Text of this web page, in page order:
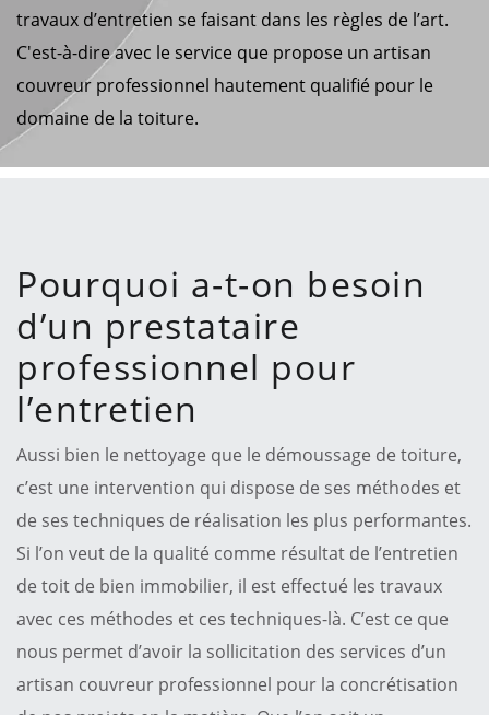
travaux d’entretien se faisant dans les règles de l’art.
C'est-à-dire avec le service que propose un artisan
couvreur professionnel hautement qualifié pour le
domaine de la toiture.
Pourquoi a-t-on besoin
d’un prestataire
professionnel pour
l’entretien
Aussi bien le nettoyage que le démoussage de toiture,
c’est une intervention qui dispose de ses méthodes et
de ses techniques de réalisation les plus performantes.
Si l’on veut de la qualité comme résultat de l’entretien
de toit de bien immobilier, il est effectué les travaux
avec ces méthodes et ces techniques-là. C’est ce que
nous permet d’avoir la sollicitation des services d’un
artisan couvreur professionnel pour la concrétisation